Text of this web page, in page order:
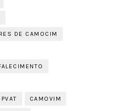
DE CAMOCIM
CAMOVIM